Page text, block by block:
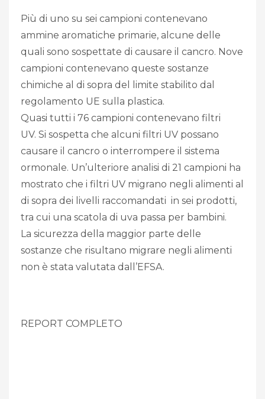
Più di uno su sei campioni contenevano
ammine aromatiche primarie, alcune delle
quali sono sospettate di causare il cancro. Nove
campioni contenevano queste sostanze
chimiche al di sopra del limite stabilito dal
regolamento UE sulla plastica.
Quasi tutti i 76 campioni contenevano filtri
UV. Si sospetta che alcuni filtri UV possano
causare il cancro o interrompere il sistema
ormonale. Un’ulteriore analisi di 21 campioni ha
mostrato che i filtri UV migrano negli alimenti al
di sopra dei livelli raccomandati in sei prodotti,
tra cui una scatola di uva passa per bambini.
La sicurezza della maggior parte delle
sostanze che risultano migrare negli alimenti
non è stata valutata dall’EFSA.
REPORT COMPLETO